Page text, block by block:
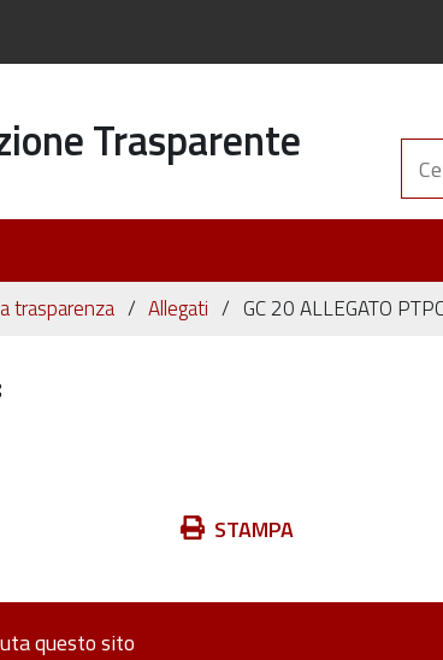
Trasparente
trasparenza Allegati GC 20 ALLEGATO
Azioni STAMPA
questo sito